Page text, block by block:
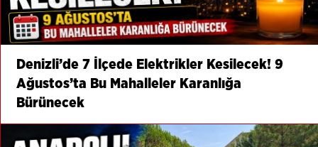
Denizli’de 7 İlçede Elektrikler Kesilecek! 9
Ağustos’ta Bu Mahalleler Karanlığa
Bürünecek